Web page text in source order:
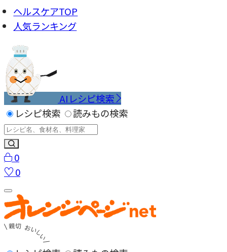
ヘルスケアTOP
人気ランキング
AIレシピ検索
レシピ検索
読みもの検索
0
0